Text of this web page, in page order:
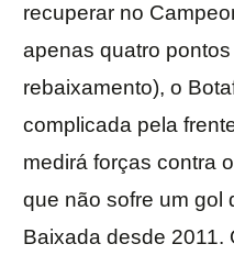
recuperar no
apenas quatro
rebaixamento), o
complicada pela
medirá forças contra
que não sofre um gol
Baixada desde 2011.